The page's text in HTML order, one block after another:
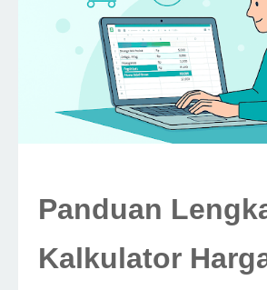
Panduan
Kalkulator